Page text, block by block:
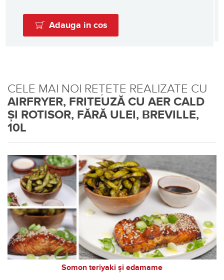
Adauga in cos
CELE MAI NOI REȚETE REALIZATE CU
AIRFRYER, FRITEUZĂ CU AER CALD
ȘI ROTISOR, FĂRĂ ULEI, BREVILLE,
10L
Somon teriyaki și edamame